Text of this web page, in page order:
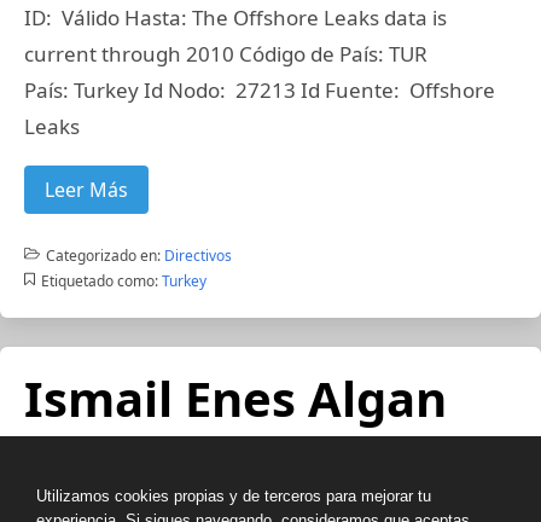
ID: Válido Hasta: The Offshore Leaks data is
current through 2010 Código de País: TUR
País: Turkey Id Nodo: 27213 Id Fuente: Offshore
Leaks
Leer Más
Categorizado en: Directivos
Etiquetado como: Turkey
Ismail Enes Algan
ICIJ ID: Válido Hasta: The Offshore Leaks data is
Utilizamos cookies propias y de terceros para mejorar tu